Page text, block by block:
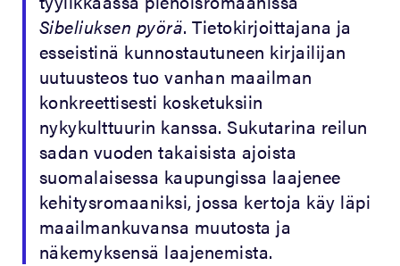
Sibeliuksen pyörä. Tietokirjoittajana ja
esseistinä kunnostautuneen kirjailijan
uutuusteos tuo vanhan maailman
konkreettisesti kosketuksiin
nykykulttuurin kanssa. Sukutarina reilun
sadan vuoden takaisista ajoista
suomalaisessa kaupungissa laajenee
kehitysromaaniksi, jossa kertoja käy läpi
maailmankuvansa muutosta ja
näkemyksensä laajenemista.